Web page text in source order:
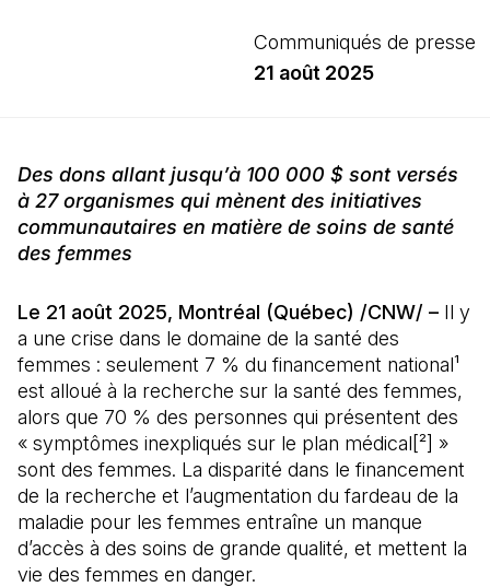
Communiqués de presse
21 août 2025
Des dons allant jusqu’à 100 000 $ sont versés
à 27 organismes qui mènent des initiatives
communautaires en matière de soins de santé
des femmes
Le 21 août 2025, Montréal (Québec) /CNW/ – Il y
a une crise dans le domaine de la santé des
femmes : seulement 7 % du financement national¹
est alloué à la recherche sur la santé des femmes,
alors que 70 % des personnes qui présentent des
« symptômes inexpliqués sur le plan médical[²] »
sont des femmes. La disparité dans le financement
de la recherche et l’augmentation du fardeau de la
maladie pour les femmes entraîne un manque
d’accès à des soins de grande qualité, et mettent la
vie des femmes en danger.